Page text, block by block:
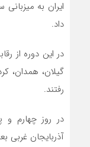
ایران به
داد.
در این دوره از
گیلان، همدان،
رفتند.
در روز چهارم و
آذربایجان غربی